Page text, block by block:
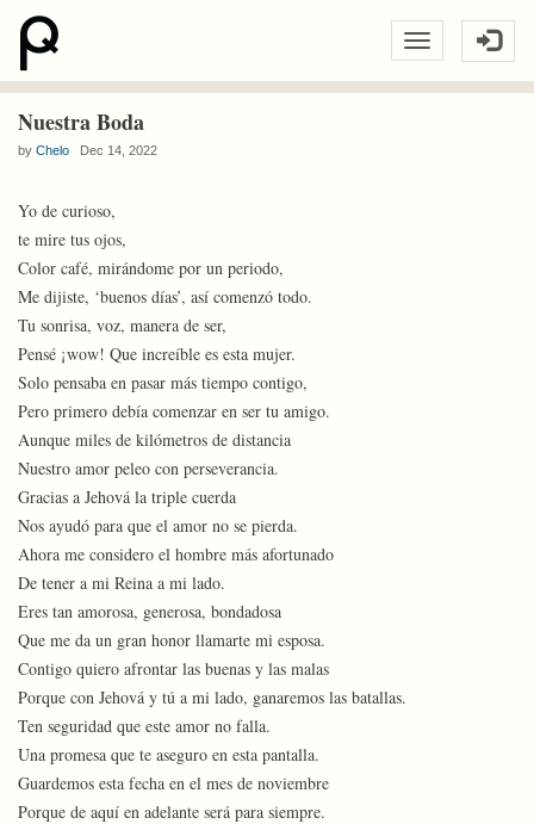
Nuestra Boda
by Chelo Dec 14, 2022
Yo de curioso,
te mire tus ojos,
Color café, mirándome por un periodo,
Me dijiste, ‘buenos días’, así comenzó todo.
Tu sonrisa, voz, manera de ser,
Pensé ¡wow! Que increíble es esta mujer.
Solo pensaba en pasar más tiempo contigo,
Pero primero debía comenzar en ser tu amigo.
Aunque miles de kilómetros de distancia
Nuestro amor peleo con perseverancia.
Gracias a Jehová la triple cuerda
Nos ayudó para que el amor no se pierda.
Ahora me considero el hombre más afortunado
De tener a mi Reina a mi lado.
Eres tan amorosa, generosa, bondadosa
Que me da un gran honor llamarte mi esposa.
Contigo quiero afrontar las buenas y las malas
Porque con Jehová y tú a mi lado, ganaremos las batallas.
Ten seguridad que este amor no falla.
Una promesa que te aseguro en esta pantalla.
Guardemos esta fecha en el mes de noviembre
Porque de aquí en adelante será para siempre.